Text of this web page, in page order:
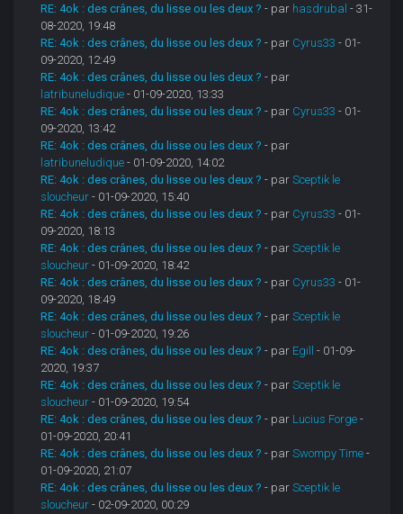
RE: 4ok : des crânes, du lisse ou les deux ? - par hasdrubal - 31-
08-2020, 19:48
RE: 4ok : des crânes, du lisse ou les deux ? - par Cyrus33 - 01-
09-2020, 12:49
RE: 4ok : des crânes, du lisse ou les deux ? - par
latribuneludique - 01-09-2020, 13:33
RE: 4ok : des crânes, du lisse ou les deux ? - par Cyrus33 - 01-
09-2020, 13:42
RE: 4ok : des crânes, du lisse ou les deux ? - par
latribuneludique - 01-09-2020, 14:02
RE: 4ok : des crânes, du lisse ou les deux ? - parSceptik le
sloucheur - 01-09-2020, 15:40
RE: 4ok : des crânes, du lisse ou les deux ? - par Cyrus33 - 01-
09-2020, 18:13
RE: 4ok : des crânes, du lisse ou les deux ? - parSceptik le
sloucheur - 01-09-2020, 18:42
RE: 4ok : des crânes, du lisse ou les deux ? - par Cyrus33 - 01-
09-2020, 18:49
RE: 4ok : des crânes, du lisse ou les deux ? - parSceptik le
sloucheur - 01-09-2020, 19:26
RE: 4ok : des crânes, du lisse ou les deux ? - par Egill
- 01-09-
2020, 19:37
RE: 4ok : des crânes, du lisse ou les deux ? - parSceptik le
sloucheur - 01-09-2020, 19:54
RE: 4ok : des crânes, du lisse ou les deux ? - par Lucius Forge -
01-09-2020, 20:41
RE: 4ok : des crânes, du lisse ou les deux ? - parSwompy Time -
01-09-2020, 21:07
RE: 4ok : des crânes, du lisse ou les deux ? - parSceptik le
sloucheur - 02-09-2020, 00:29